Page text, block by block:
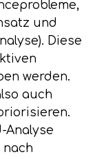
und
Diese
werden.
auch
Analyse